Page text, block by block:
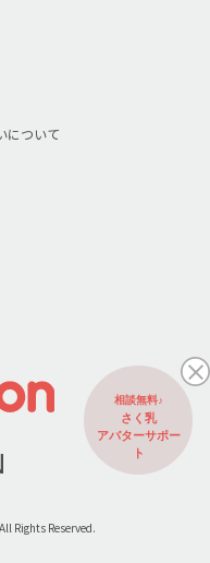
について
Rights Reserved.
相談無料♪
さく乳
アバターサポー
ト